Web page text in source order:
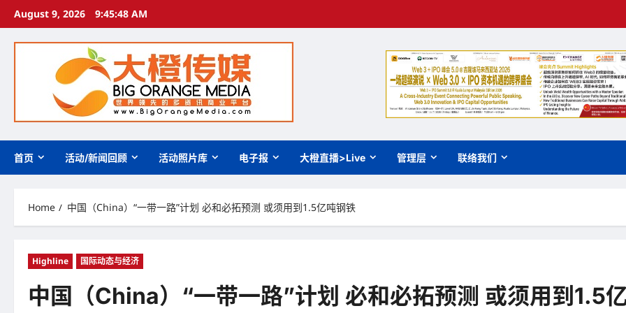
Skip
content
August 9, 2026 9:45:49 AM
首页 活动/新闻回顾 活动照片库 电子报 大橙直播>Live 管理层 联络我们
Home 中国（China）“一带一路”计划 必和必拓预测 或须用到1.5亿吨钢铁
Highline 国际动态与经济
中国（China）“一带一路”计划 必和必拓预测 或须用到1.5